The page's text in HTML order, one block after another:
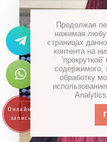
Продолжая
нажимая
страницах
контента на
содержимого,
обработку